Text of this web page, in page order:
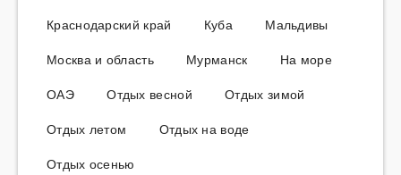
Краснодарский край
Куба
Мальдивы
Москва и область
Мурманск
На море
ОАЭ
Отдых весной
Отдых зимой
Отдых летом
Отдых на воде
Отдых осенью